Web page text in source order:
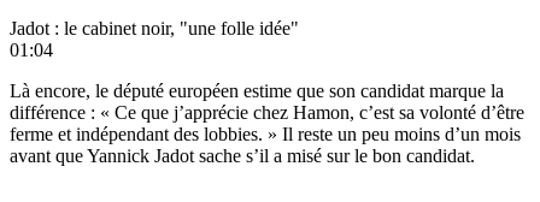
Jadot : le cabinet noir, "une folle idée"
01:04
Là encore, le député européen estime que son candidat marque la
différence : « Ce que j’apprécie chez Hamon, c’est sa volonté d’être
ferme et indépendant des lobbies. » Il reste un peu moins d’un mois
avant que Yannick Jadot sache s’il a misé sur le bon candidat.